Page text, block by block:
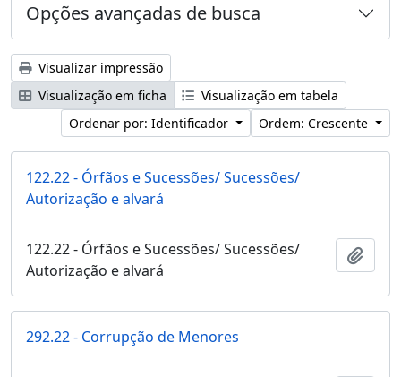
Opções avançadas de busca
Visualizar impressão
Visualização em ficha
Visualização em tabela
Ordenar por: Identificador
Ordem: Crescente
122.22 - Órfãos e Sucessões/ Sucessões/
Autorização e alvará
122.22 - Órfãos e Sucessões/ Sucessões/
Autorização e alvará
292.22 - Corrupção de Menores